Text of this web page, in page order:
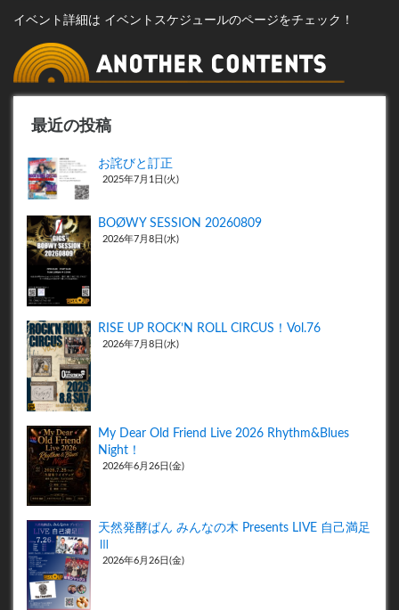
イベント詳細は イベントスケジュールのページをチェック！
最近の投稿
お詫びと訂正
2025年7月1日(火)
BOØWY SESSION 20260809
2026年7月8日(水)
RISE UP ROCK’N ROLL CIRCUS！Vol.76
2026年7月8日(水)
My Dear Old Friend Live 2026 Rhythm&Blues
Night！
2026年6月26日(金)
天然発酵ぱん みんなの木 Presents LIVE 自己満足
2026年6月26日(金)